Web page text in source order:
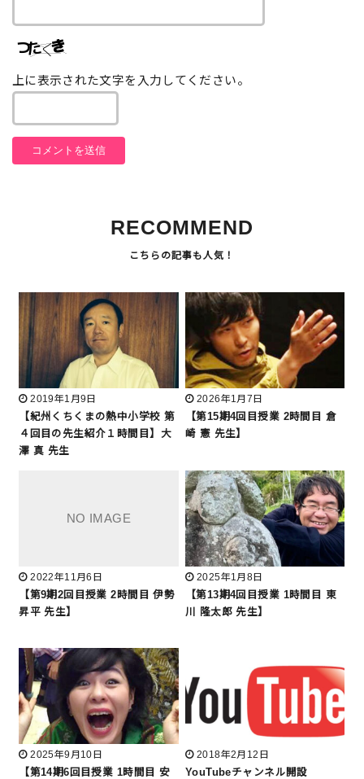
上に表示された文字を入力してください。
RECOMMEND
2019年1月9日
【紀州くちくまの熱中小学校 第
４回目の先生紹介１時間目】大
澤 真 先生
2026年1月7日
【第15期4回目授業 2時間目 倉
崎 憲 先生】
2022年11月6日
【第9期2回目授業 2時間目 伊勢
昇平 先生】
2025年1月8日
【第13期4回目授業 1時間目 東
川 隆太郎 先生】
2025年9月10日
【第14期6回目授業 1時間目 安
2018年2月12日
YouTubeチャンネル開設